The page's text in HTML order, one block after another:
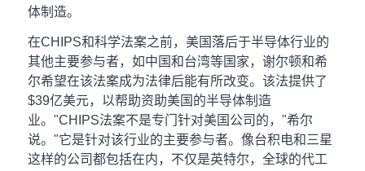
体制造。
在CHIPS和科学法案之前，美国落后于半导体行业的
其他主要参与者，如中国和台湾等国家，谢尔顿和希
尔希望在该法案成为法律后能有所改变。该法提供了
$39亿美元，以帮助资助美国的半导体制造
业。"CHIPS法案不是专门针对美国公司的，"希尔
说。"它是针对该行业的主要参与者。像台积电和三星
这样的公司都包括在内，不仅是英特尔，全球的代工